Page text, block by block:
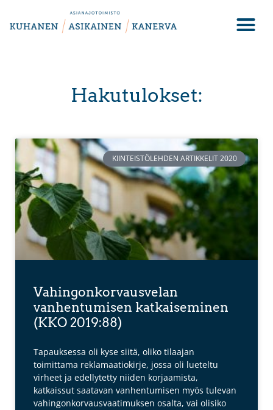
Hakutulokset:
KIINTEISTÖLEHDEN ARTIKKELIT 2020
Vahingonkorvausvelan
vanhentumisen katkaiseminen
(KKO 2019:88)
Tapauksessa oli kyse siitä, oliko tilaajan
toimittama reklamaatiokirje, jossa oli lueteltu
virheet ja edellytetty niiden korjaamista,
katkaissut saatavan vanhentumisen myös tulevan
vahingonkorvausvaatimuksen osalta, vai olisiko